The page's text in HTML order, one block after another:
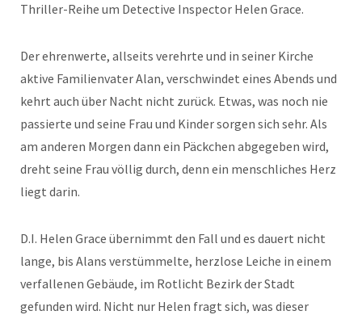
Thriller-Reihe um Detective Inspector Helen Grace.
Der ehrenwerte, allseits verehrte und in seiner Kirche
aktive Familienvater Alan, verschwindet eines Abends und
kehrt auch über Nacht nicht zurück. Etwas, was noch nie
passierte und seine Frau und Kinder sorgen sich sehr. Als
am anderen Morgen dann ein Päckchen abgegeben wird,
dreht seine Frau völlig durch, denn ein menschliches Herz
liegt darin.
D.I. Helen Grace übernimmt den Fall und es dauert nicht
lange, bis Alans verstümmelte, herzlose Leiche in einem
verfallenen Gebäude, im Rotlicht Bezirk der Stadt
gefunden wird. Nicht nur Helen fragt sich, was dieser